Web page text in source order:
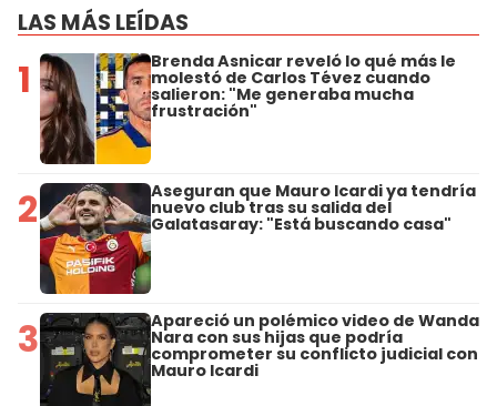
LAS MÁS LEÍDAS
1 Brenda Asnicar reveló lo qué más le
molestó de Carlos Tévez cuando
salieron: "Me generaba mucha
frustración"
2 Aseguran que Mauro Icardi ya tendría
nuevo club tras su salida del
Galatasaray: "Está buscando casa"
3 Apareció un polémico video de Wanda
Nara con sus hijas que podría
comprometer su conflicto judicial con
Mauro Icardi